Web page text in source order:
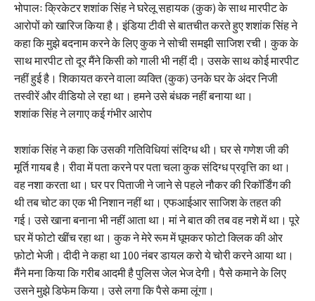
भोपालः क्रिकेटर शशांक सिंह ने घरेलू सहायक (कुक) के साथ मारपीट के
आरोपों को खारिज किया है।​ इंडिया टीवी से बातचीत करते हुए शशांक सिंह ने
कहा कि मुझे बदनाम करने के लिए कुक ने सोची समझी साजिश रची। कुक के
साथ मारपीट तो दूर मैंने किसी को गाली भी नहीं दी। उसके साथ कोई मारपीट
नहीं हुई है। शिकायत करने वाला व्यक्ति (कुक) उनके घर के अंदर निजी
तस्वीरें और वीडियो ले रहा था। हमने उसे बंधक नहीं बनाया था।
शशांक सिंह ने लगाए कई गंभीर आरोप
शशांक सिंह ने कहा कि उसकी गतिविधियां संदिग्ध थी। घर से गणेश जी की
मूर्ति गायब है। रीवा में पता करने पर पता चला कुक संदिग्ध प्रवृत्ति का था।
वह नशा करता था। घर पर पिताजी ने जाने से पहले नौकर की रिकॉर्डिंग की
थी तब चोट का एक भी निशान नहीं था। एफआईआर साजिश के तहत की
गई। उसे खाना बनाना भी नहीं आता था। मां ने बात की तब वह नशे में था। पूरे
घर में फोटो खींच रहा था। कुक ने मेरे रूम में घूमकर फोटो क्लिक की ओर
फ़ोटो भेजी। दीदी ने कहा था 100 नंबर डायल करो ये चोरी करने आया था।
मैंने मना किया कि गरीब आदमी है पुलिस जेल भेज देगी। पैसे कमाने के लिए
उसने मुझे डिफेम किया। उसे लगा कि पैसे कमा लूंगा।